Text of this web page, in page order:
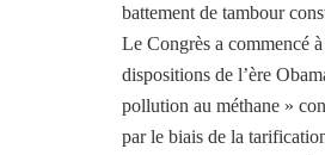
battement de tambour
Le Congrès a commencé
dispositions de l’ère
pollution au méthane »
par le biais de la